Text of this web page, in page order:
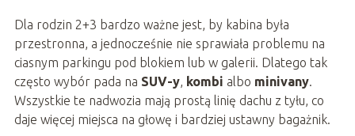
Dla rodzin 2+3 bardzo ważne jest, by kabina była
przestronna, a jednocześnie nie sprawiała problemu na
ciasnym parkingu pod blokiem lub w galerii. Dlatego tak
często wybór pada na SUV-y, kombi albo minivany.
Wszystkie te nadwozia mają prostą linię dachu z tyłu, co
daje więcej miejsca na głowę i bardziej ustawny bagażnik.